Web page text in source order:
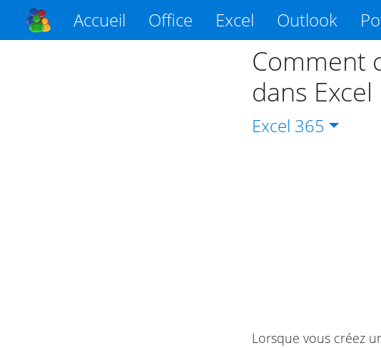
Accueil Office Excel Outlook
Comment
dans Excel
Excel 365
Lorsque vous créez